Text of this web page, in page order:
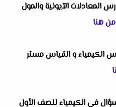
المعادلات الآيونية والمول
من هنا
الكيمياء و القياس مستر
الكترونى شامل 60 سؤال فى الكيمياء للصف الأول